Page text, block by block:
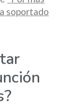
soportado